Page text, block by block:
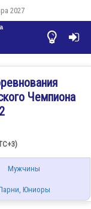
2027


Чемпиона
Мужчины
Юниоры